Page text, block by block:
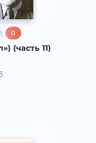
0
(часть 11)